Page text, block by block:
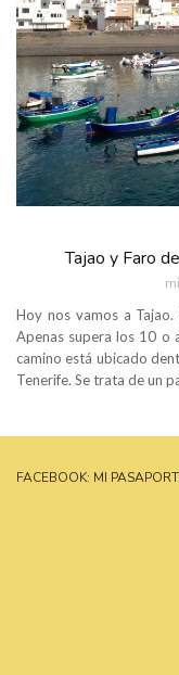
Tajao y Faro
Hoy nos vamos a
Apenas supera los 10 o
camino está ubicado
Tenerife. Se trata de un
FACEBOOK: MI